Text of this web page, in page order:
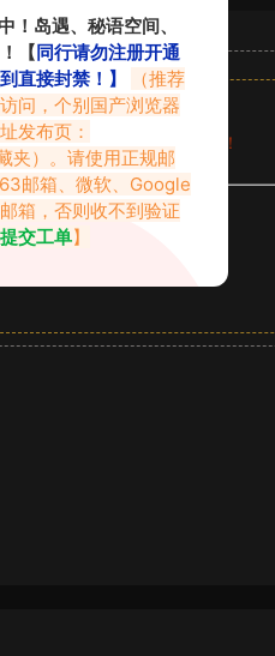
一时间进行审核后删除。
径！请在下载24小时内删除！
分享。
岛遇、秘语空间、
【同行请勿注册开通
直接封禁！】
（推荐
问，个别国产浏览器
发布页：
夹）。请使用正规邮
邮箱、微软、Google
箱，否则收不到验证
交工单】